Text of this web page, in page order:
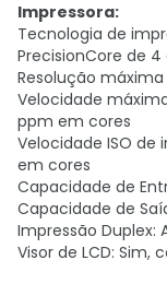
Impressora:
Tecnologia de
PrecisionCore de 4
Resolução máxima
Velocidade
ppm em cores
Velocidade ISO de
em cores
Capacidade de
Capacidade de
Impressão Duplex:
Visor de LCD: Sim,